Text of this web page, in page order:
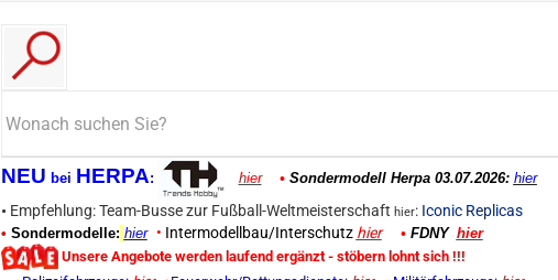
NEU bei HERPA: hier • Sondermodell Herpa 03.07.2026: hier
• Empfehlung: Team-Busse zur Fußball-Weltmeisterschaft hier: Iconic Replicas
• Sondermodelle: hier • Intermodellbau/Interschutz hier • FDNY hier
Unsere Angebote werden laufend ergänzt - stöbern lohnt sich !!!